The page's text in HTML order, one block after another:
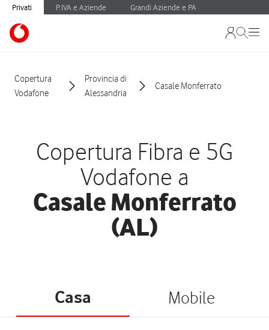
Privati P.IVA e Aziende Grandi Aziende e PA
Copertura
Vodafone
Provincia di
Alessandria
Casale Monferrato
Copertura Fibra e 5G
Vodafone a
Casale Monferrato
(AL)
Casa Mobile